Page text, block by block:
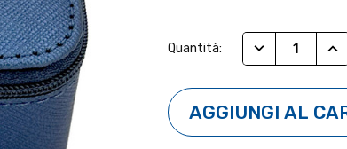
Attuale:
Quantità: RIDUCI